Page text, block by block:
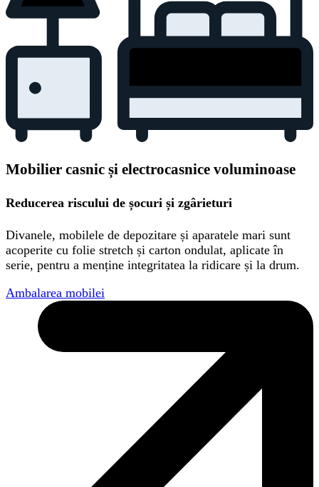
Mobilier casnic și electrocasnice voluminoase
Reducerea riscului de șocuri și zgârieturi
Divanele, mobilele de depozitare și aparatele mari sunt
acoperite cu folie stretch și carton ondulat, aplicate în
serie, pentru a menține integritatea la ridicare și la drum.
Ambalarea mobilei